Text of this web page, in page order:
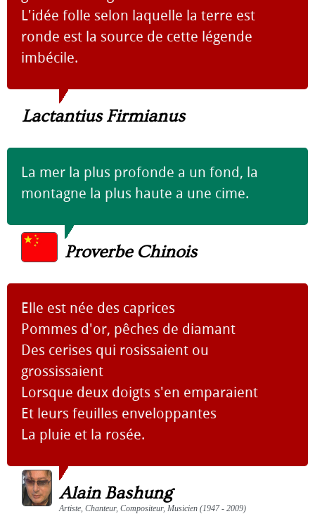
L'idée folle selon laquelle la terre est
ronde est la source de cette légende
imbécile.
Lactantius Firmianus
La mer la plus profonde a un fond, la
montagne la plus haute a une cime.
Proverbe Chinois
Elle est née des caprices
Pommes d'or, pêches de diamant
Des cerises qui rosissaient ou
grossissaient
Lorsque deux doigts s'en emparaient
Et leurs feuilles enveloppantes
La pluie et la rosée.
Alain Bashung
Artiste, Chanteur, Compositeur, Musicien (1947 - 2009)